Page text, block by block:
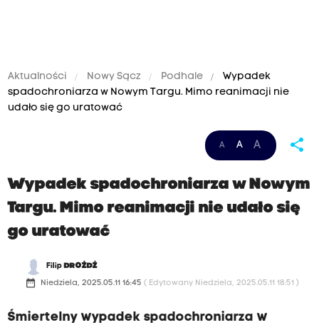
Aktualności Nowy Sącz Podhale
Wypadek
spadochroniarza w Nowym Targu. Mimo reanimacji nie
udało się go uratować
A A A share
Wypadek spadochroniarza w Nowym
Targu. Mimo reanimacji nie udało się
go uratować
Filip DROŻDŻ
date_range Niedziela, 2025.05.11 16:45 ( Edytowany Niedziela, 2025.05.11 18:51 )
Śmiertelny wypadek spadochroniarza w